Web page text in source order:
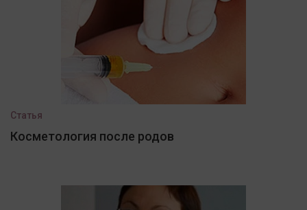
Статья
Косметология после родов